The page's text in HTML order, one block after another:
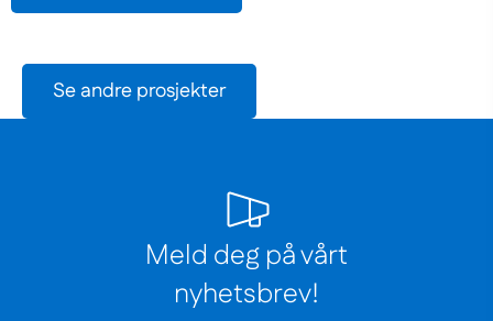
Se andre prosjekter
Meld deg på vårt
nyhetsbrev!